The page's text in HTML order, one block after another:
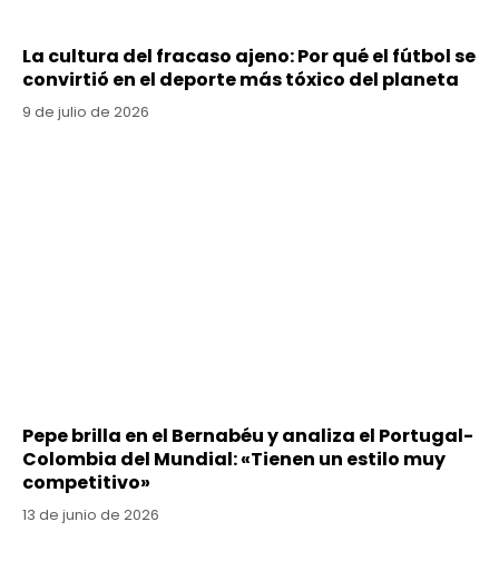
La cultura del fracaso ajeno: Por qué el fútbol se
convirtió en el deporte más tóxico del planeta
9 de julio de 2026
Pepe brilla en el Bernabéu y analiza el Portugal-
Colombia del Mundial: «Tienen un estilo muy
competitivo»
13 de junio de 2026